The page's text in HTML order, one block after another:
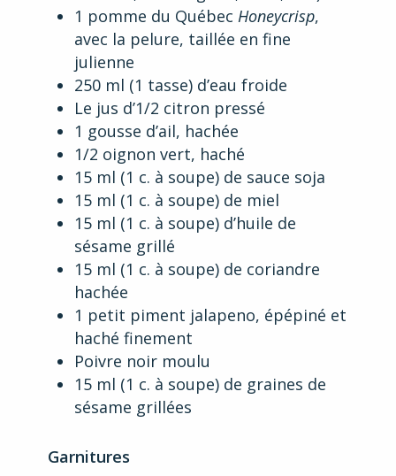
1 pomme du Québec Honeycrisp,
avec la pelure, taillée en fine
julienne
250 ml (1 tasse) d’eau froide
Le jus d’1/2 citron pressé
1 gousse d’ail, hachée
1/2 oignon vert, haché
15 ml (1 c. à soupe) de sauce soja
15 ml (1 c. à soupe) de miel
15 ml (1 c. à soupe) d’huile de
sésame grillé
15 ml (1 c. à soupe) de coriandre
hachée
1 petit piment jalapeno, épépiné et
haché finement
Poivre noir moulu
15 ml (1 c. à soupe) de graines de
sésame grillées
Garnitures